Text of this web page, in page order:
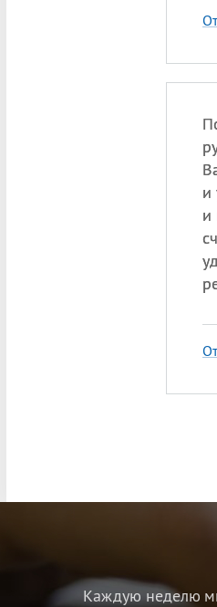
и
и
Каждую неделю